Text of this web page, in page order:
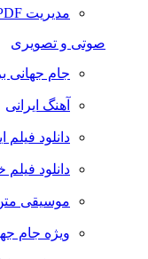
مدیریت PDF
صوتی و تصویری
جام جهانی
آهنگ ایرانی
دانلود فیلم
دانلود
موسیقی
ویژه جام جهانی